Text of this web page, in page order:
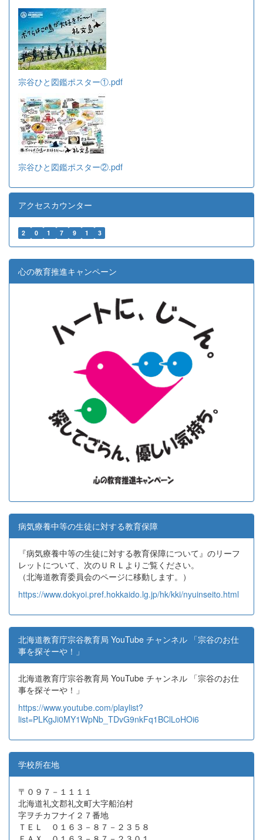
宗谷ひと図鑑ポスター①.pdf
宗谷ひと図鑑ポスター②.pdf
アクセスカウンター
2 0 1 7 9 1 3
心の教育推進キャンペーン
病気療養中等の生徒に対する教育保障
『病気療養中等の生徒に対する教育保障について』のリーフ
レットについて、次のＵＲＬよりご覧ください。
（北海道教育委員会のページに移動します。）
https://www.dokyoi.pref.hokkaido.lg.jp/hk/kki/nyuinseito.html
北海道教育庁宗谷教育局 YouTube チャンネル 「宗谷のお仕
事を探そーや！」
北海道教育庁宗谷教育局 YouTube チャンネル 「宗谷のお仕
事を探そーや！」
https://www.youtube.com/playlist?
list=PLKgJi0MY1WpNb_TDvG9nkFq1BClLoHOi6
学校所在地
〒０９７－１１１１
北海道礼文郡礼文町大字船泊村
字ヲチカフナイ２７番地
ＴＥＬ ０１６３－８７－２３５８